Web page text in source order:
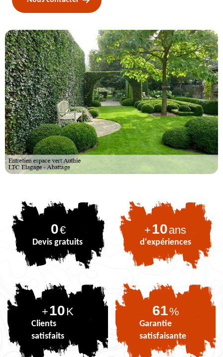
0€
Devis gratuits
+10ans
d'expériences
+10K
Clients
satisfaits
75%
Garantie
satisfaisante